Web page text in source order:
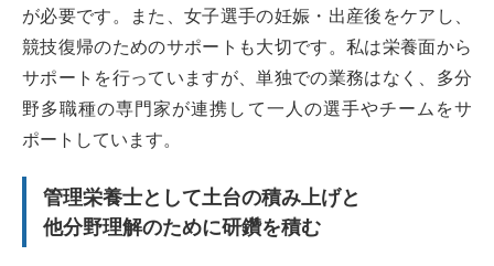
が必要です。また、女子選手の妊娠・出産後をケアし、
競技復帰のためのサポートも大切です。私は栄養面から
サポートを行っていますが、単独での業務はなく、多分
野多職種の専門家が連携して一人の選手やチームをサ
ポートしています。
管理栄養士として土台の積み上げと
他分野理解のために研鑽を積む